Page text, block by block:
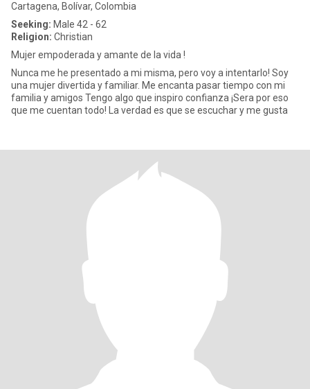
Cartagena, Bolívar, Colombia
Seeking: Male 42 - 62
Religion: Christian
Mujer empoderada y amante de la vida !
Nunca me he presentado a mi misma, pero voy a intentarlo! Soy
una mujer divertida y familiar. Me encanta pasar tiempo con mi
familia y amigos Tengo algo que inspiro confianza ¡Sera por eso
que me cuentan todo! La verdad es que se escuchar y me gusta